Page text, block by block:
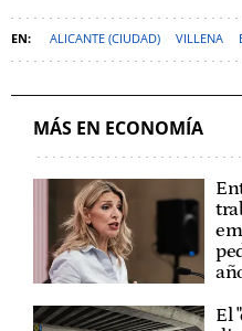
ALICANTE (CIUDAD) VILLENA
COMUNITAT VALENCIANA
MÁS EN ECONOMÍA
El